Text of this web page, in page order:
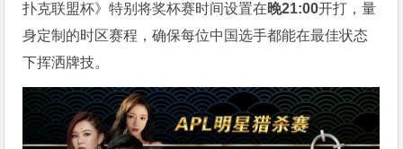
扑克联盟杯》特别将奖杯赛时间设置在晚21:00开打，量
身定制的时区赛程，确保每位中国选手都能在最佳状态
下挥洒牌技。